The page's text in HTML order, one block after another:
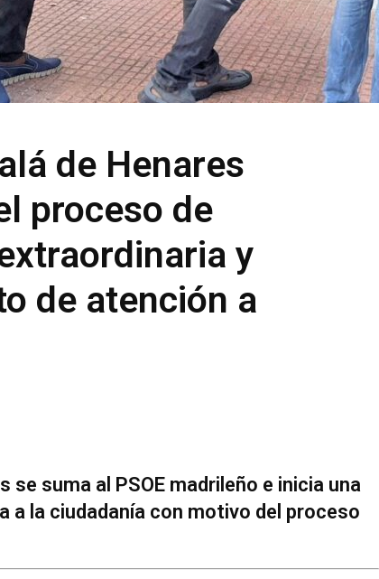
de Henares
proceso de
y
de atención a
se suma al PSOE madrileño e inicia una
a la ciudadanía con motivo del proceso